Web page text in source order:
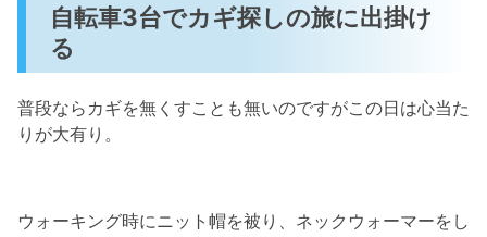
自転車3台でカギ探しの旅に出掛け
る
普段ならカギを無くすことも無いのですがこの日は心当た
りが大有り。
ウォーキング時にニット帽を被り、ネックウォーマーをし